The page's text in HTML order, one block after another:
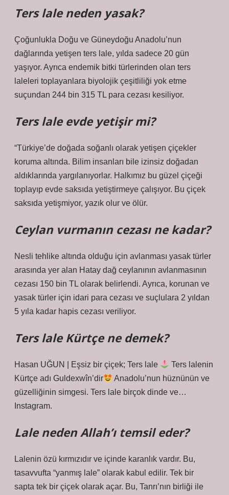
Ters lale neden yasak?
Çoğunlukla Doğu ve Güneydoğu Anadolu’nun
dağlarında yetişen ters lale, yılda sadece 20 gün
yaşıyor. Ayrıca endemik bitki türlerinden olan ters
laleleri toplayanlara biyolojik çeşitliliği yok etme
suçundan 244 bin 315 TL para cezası kesiliyor.
Ters lale evde yetişir mi?
“Türkiye’de doğada soğanlı olarak yetişen çiçekler
koruma altında. Bilim insanları bile izinsiz doğadan
aldıklarında yargılanıyorlar. Halkımız bu güzel çiçeği
toplayıp evde saksıda yetiştirmeye çalışıyor. Bu çiçek
saksıda yetişmiyor, yazık olur ve ölür.
Ceylan vurmanın cezası ne kadar?
Nesli tehlike altında olduğu için avlanması yasak türler
arasında yer alan Hatay dağ ceylanının avlanmasının
cezası 150 bin TL olarak belirlendi. Ayrıca, korunan ve
yasak türler için idari para cezası ve suçlulara 2 yıldan
5 yıla kadar hapis cezası veriliyor.
Ters lale Kürtçe ne demek?
Hasan UĞUN | Eşsiz bir çiçek; Ters lale
Ters lalenin
Kürtçe adı Guldexwîn’dir
Anadolu’nun hüznünün ve
güzelliğinin simgesi. Ters lale birçok dinde ve…
Instagram.
Lale neden Allah’ı temsil eder?
Lalenin özü kırmızıdır ve içinde karanlık vardır. Bu,
tasavvufta “yanmış lale” olarak kabul edilir. Tek bir
sapta tek bir çiçek olarak açar. Bu, Tanrı’nın birliği ile